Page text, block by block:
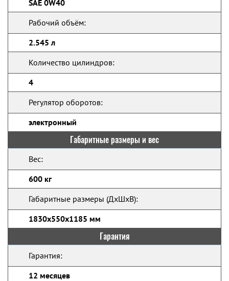
SAE 0W40
Рабочий объём:
2.545 л
Количество цилиндров:
4
Регулятор оборотов:
электронный
Габаритные размеры и вес
Вес:
600 кг
Габаритные размеры (ДхШхВ):
1830x550x1185 мм
Гарантия
Гарантия:
12 месяцев